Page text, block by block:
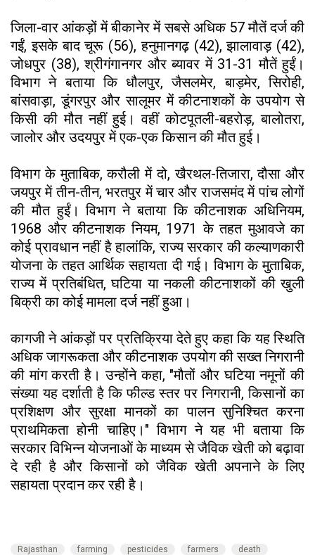
जिला-वार आंकड़ों में बीकानेर में सबसे अधिक 57 मौतें दर्ज की
गईं, इसके बाद चूरू (56), हनुमानगढ़ (42), झालावाड़ (42),
जोधपुर (38), श्रीगंगानगर और ब्यावर में 31-31 मौतें हुईं।
विभाग ने बताया कि धौलपुर, जैसलमेर, बाड़मेर, सिरोही,
बांसवाड़ा, डूंगरपुर और सालूमर में कीटनाशकों के उपयोग से
किसी की मौत नहीं हुई। वहीं कोटपूतली-बहरोड़, बालोतरा,
जालोर और उदयपुर में एक-एक किसान की मौत हुई।
विभाग के मुताबिक, करौली में दो, खैरथल-तिजारा, दौसा और
जयपुर में तीन-तीन, भरतपुर में चार और राजसमंद में पांच लोगों
की मौत हुईं। विभाग ने बताया कि कीटनाशक अधिनियम,
1968 और कीटनाशक नियम, 1971 के तहत मुआवजे का
कोई प्रावधान नहीं है हालांकि, राज्य सरकार की कल्याणकारी
योजना के तहत आर्थिक सहायता दी गई। विभाग के मुताबिक,
राज्य में प्रतिबंधित, घटिया या नकली कीटनाशकों की खुली
बिक्री का कोई मामला दर्ज नहीं हुआ।
कागजी ने आंकड़ों पर प्रतिक्रिया देते हुए कहा कि यह स्थिति
अधिक जागरूकता और कीटनाशक उपयोग की सख्त निगरानी
की मांग करती है। उन्होंने कहा, "मौतों और घटिया नमूनों की
संख्या यह दर्शाती है कि फील्ड स्तर पर निगरानी, किसानों का
प्रशिक्षण और सुरक्षा मानकों का पालन सुनिश्चित करना
प्राथमिकता होनी चाहिए।" विभाग ने यह भी बताया कि
सरकार विभिन्न योजनाओं के माध्यम से जैविक खेती को बढ़ावा
दे रही है और किसानों को जैविक खेती अपनाने के लिए
सहायता प्रदान कर रही है।
Rajasthan farming pesticides farmers
death